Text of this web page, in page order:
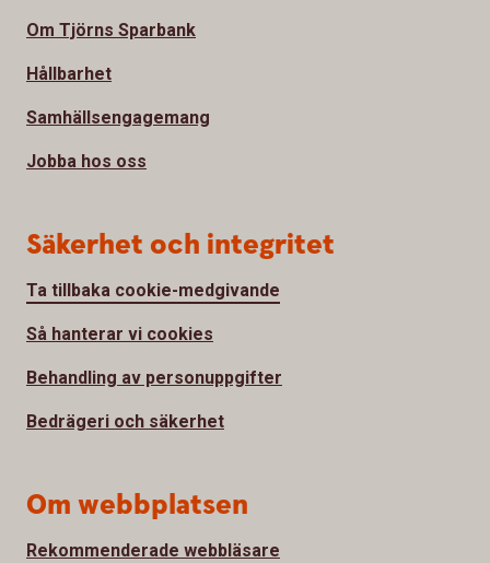
Om Tjörns Sparbank
Hållbarhet
Samhällsengagemang
Jobba hos oss
Säkerhet och integritet
Ta tillbaka cookie-medgivande
Så hanterar vi cookies
Behandling av personuppgifter
Bedrägeri och säkerhet
Om webbplatsen
Rekommenderade webbläsare